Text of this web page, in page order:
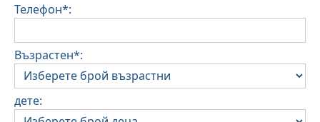
Телефон*:
Възрастен*:
дете: